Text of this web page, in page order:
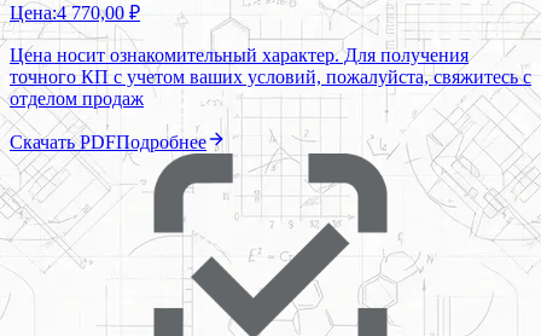
Цена:4 770,00 ₽
Цена носит ознакомительный характер. Для получения
точного КП с учетом ваших условий, пожалуйста, свяжитесь с
отделом продаж
Скачать PDFПодробнее